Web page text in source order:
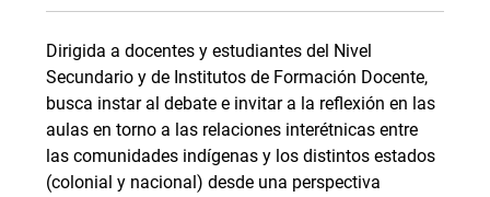
Dirigida a docentes y estudiantes del Nivel
Secundario y de Institutos de Formación Docente,
busca instar al debate e invitar a la reflexión en las
aulas en torno a las relaciones interétnicas entre
las comunidades indígenas y los distintos estados
(colonial y nacional) desde una perspectiva